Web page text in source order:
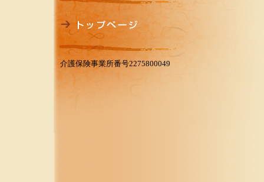
介護保険事業所番号2275800049